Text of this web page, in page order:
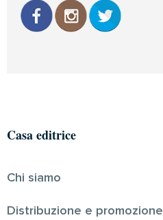
Casa editrice
Chi siamo
Distribuzione e promozione